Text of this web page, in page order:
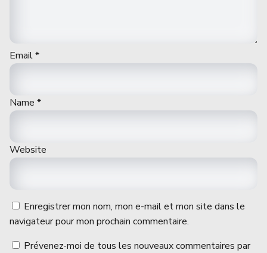
Email*
Name *
Website
Enregistrer mon nom, mon e-mail et mon site dans le
navigateur pour mon prochain commentaire.
Prévenez-moi de tous les nouveaux commentaires par